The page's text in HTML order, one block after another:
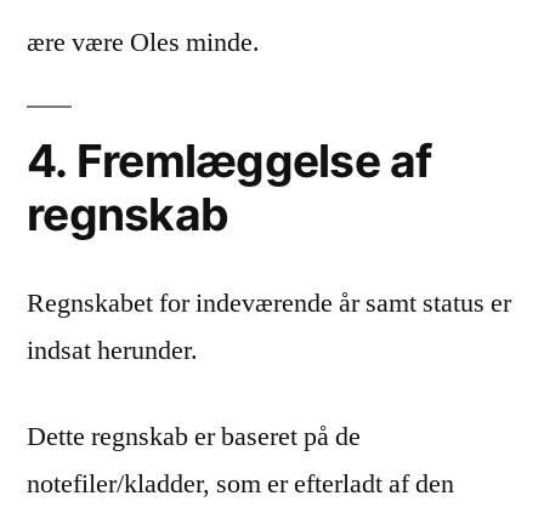
ære være Oles minde.
4. Fremlæggelse af
regnskab
Regnskabet for indeværende år samt status er
indsat herunder.
Dette regnskab er baseret på de
notefiler/kladder, som er efterladt af den